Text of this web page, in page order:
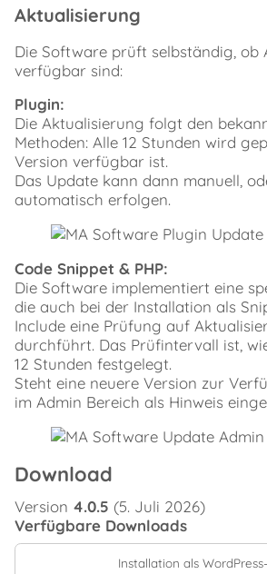
Aktualisierung
Die Software prüft selbständig, ob
verfügbar sind:
Plugin:
Die Aktualisierung folgt den
Methoden: Alle 12 Stunden wird
Version verfügbar ist.
Das Update kann dann manuell,
automatisch erfolgen.
Code Snippet & PHP:
Die Software implementiert eine
die auch bei der Installation als
Include eine Prüfung auf
durchführt. Das Prüfintervall ist,
12 Stunden festgelegt.
Steht eine neuere Version zur
im Admin Bereich als Hinweis
Download
Version 4.0.5 (5. Juli 2026)
Verfügbare Downloads
Installation als